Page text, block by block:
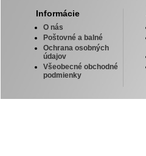
Informácie
O nás
Poštovné a balné
Ochrana osobných
údajov
Všeobecné obchodné
podmienky